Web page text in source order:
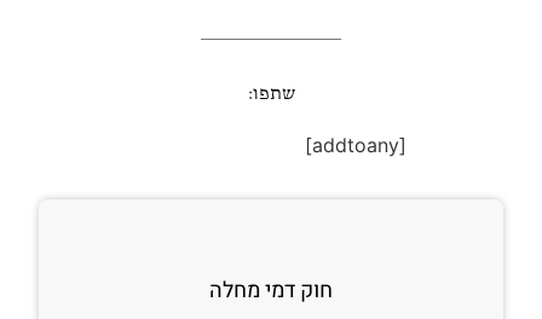
שתפו:
[addtoany]
חוק דמי מחלה